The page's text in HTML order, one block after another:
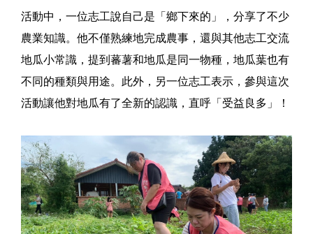
活動中，一位志工說自己是「鄉下來的」，分享了不少
農業知識。他不僅熟練地完成農事，還與其他志工交流
地瓜小常識，提到蕃薯和地瓜是同一物種，地瓜葉也有
不同的種類與用途。此外，另一位志工表示，參與這次
活動讓他對地瓜有了全新的認識，直呼「受益良多」！